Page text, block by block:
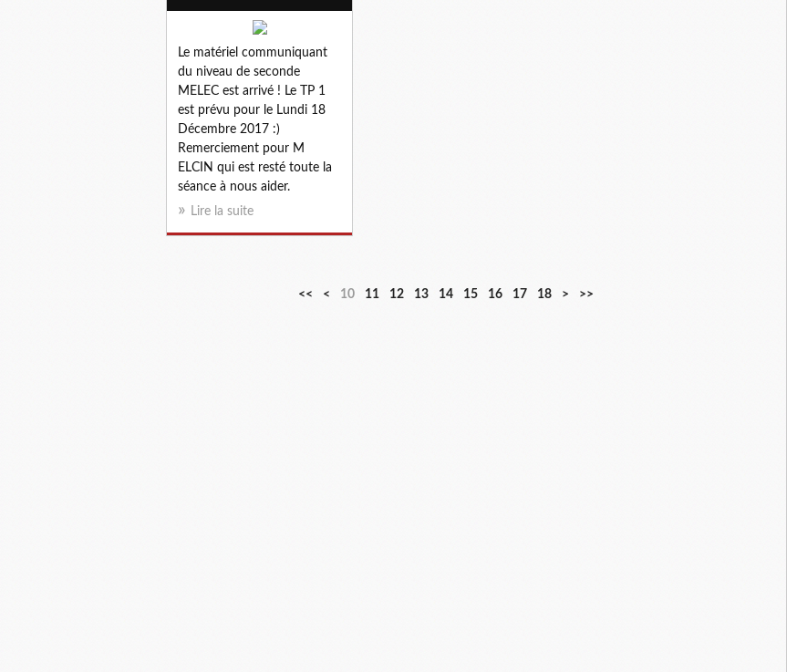
Le matériel communiquant
du niveau de seconde
MELEC est arrivé ! Le TP 1
est prévu pour le Lundi 18
Décembre 2017 :)
Remerciement pour M
ELCIN qui est resté toute la
séance à nous aider.
Lire la suite
<< < 10 11 12 13 14 15 16 17 18 > >>